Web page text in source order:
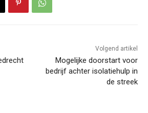
Volgend artikel
Mogelijke doorstart voor
bedrijf achter isolatiehulp in
de streek